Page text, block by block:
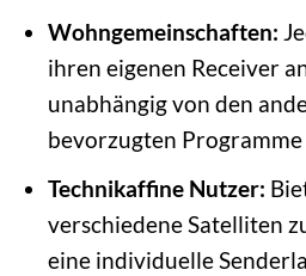
Wohngemeinschaften:
ihren eigenen Receiver
unabhängig von den
bevorzugten
Technikaffine Nutzer:
verschiedene Satelliten
eine individuelle